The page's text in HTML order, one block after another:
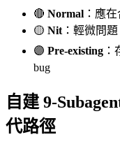
🔴 Normal ：應
🟡 Nit ：輕微問
🟣 Pre-existing ：
bug
自建 9-
代路徑